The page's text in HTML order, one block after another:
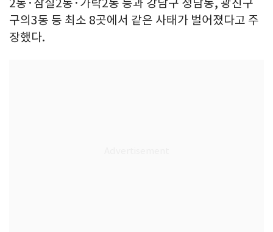
2동·잠실2동·가락2동 등과 강남구 청담동, 광진구
구의3동 등 최소 8곳에서 같은 사태가 벌어졌다고 주
장했다.